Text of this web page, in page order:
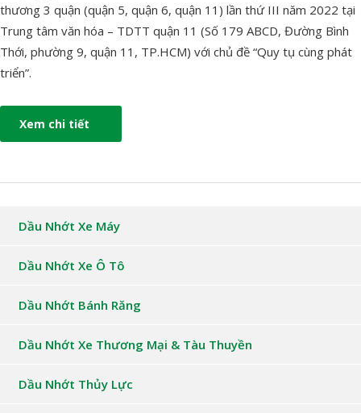
thương 3 quận (quận 5, quận 6, quận 11) lần thứ III năm 2022 tại
Trung tâm văn hóa – TDTT quận 11 (Số 179 ABCD, Đường Bình
Thới, phường 9, quận 11, TP.HCM) với chủ đề “Quy tụ cùng phát
triển”.
Xem chi tiết
Dầu Nhớt Xe Máy
Dầu Nhớt Xe Ô Tô
Dầu Nhớt Bánh Răng
Dầu Nhớt Xe Thương Mại & Tàu Thuyền
Dầu Nhớt Thủy Lực